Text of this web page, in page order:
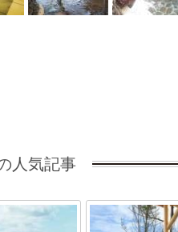
人気記事